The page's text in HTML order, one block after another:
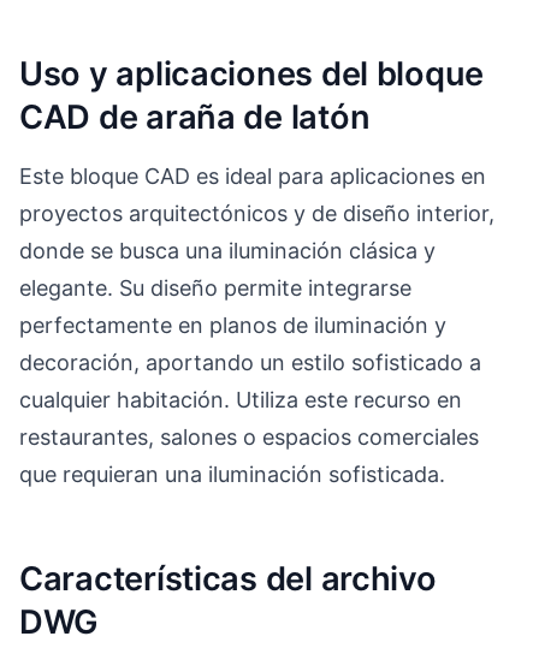
Uso y aplicaciones del bloque
CAD de araña de latón
Este bloque CAD es ideal para aplicaciones en
proyectos arquitectónicos y de diseño interior,
donde se busca una iluminación clásica y
elegante. Su diseño permite integrarse
perfectamente en planos de iluminación y
decoración, aportando un estilo sofisticado a
cualquier habitación. Utiliza este recurso en
restaurantes, salones o espacios comerciales
que requieran una iluminación sofisticada.
Características del archivo
DWG